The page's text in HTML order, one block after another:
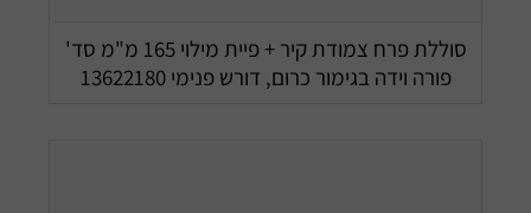
סוללת פרח צמודת קיר + פיית מילוי 165 מ"מ סד'
פורה וידה בגימור כרום, דורש פנימי 13622180